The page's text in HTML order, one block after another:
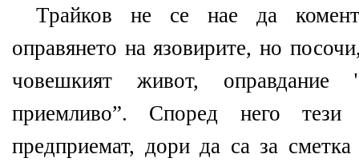
Трайков не се нае да
оправянето на язовирите, но
човешкият живот,
приемливо”. Според него
предприемат, дори да са за